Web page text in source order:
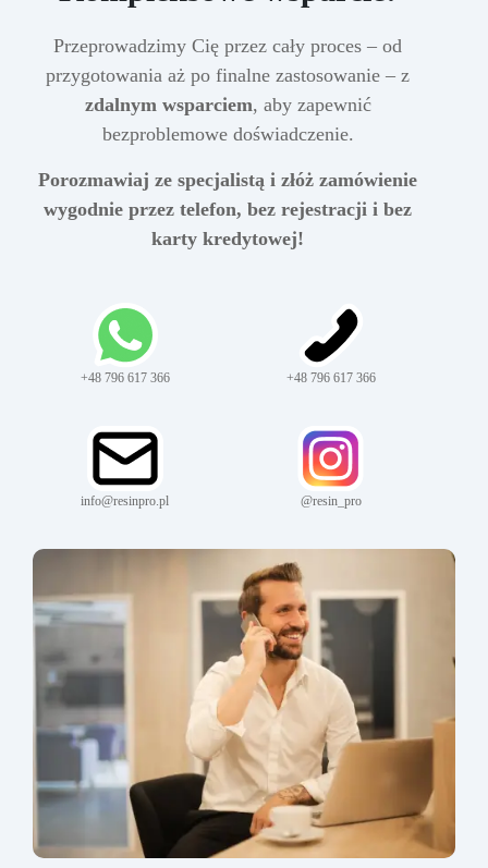
Przeprowadzimy Cię przez cały proces – od
przygotowania aż po finalne zastosowanie – z
zdalnym wsparciem, aby zapewnić
bezproblemowe doświadczenie.
Porozmawiaj ze specjalistą i złóż zamówienie
wygodnie przez telefon, bez rejestracji i bez
karty kredytowej!
+48 796 617 366 +48 796 617 366
info@resinpro.pl @resin_pro